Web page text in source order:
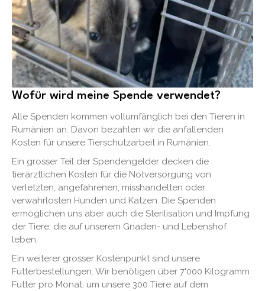
Wofür wird meine Spende verwendet?
Alle Spenden kommen vollumfänglich bei den Tieren in
Rumänien an. Davon bezahlen wir die anfallenden
Kosten für unsere Tierschutzarbeit in Rumänien.
Ein grosser Teil der Spendengelder decken die
tierärztlichen Kosten für die Notversorgung von
verletzten, angefahrenen, misshandelten oder
verwahrlosten Hunden und Katzen. Die Spenden
ermöglichen uns aber auch die Sterilisation und Impfung
der Tiere, die auf unserem Gnaden- und Lebenshof
leben.
Ein weiterer grosser Kostenpunkt sind unsere
Futterbestellungen. Wir benötigen über 7'000 Kilogramm
Futter pro Monat, um unsere 300 Tiere auf dem